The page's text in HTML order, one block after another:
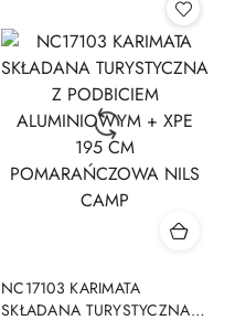
NC17103 KARIMATA
SKŁADANA TURYSTYCZNA Z